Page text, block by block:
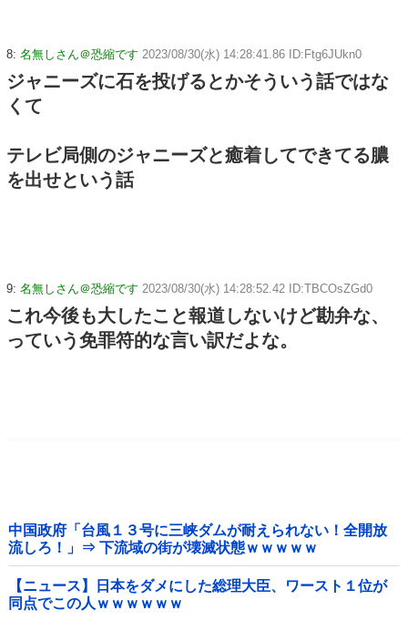
8: 名無しさん＠恐縮です 2023/08/30(水) 14:28:41.86 ID:Ftg6JUkn0
ジャニーズに石を投げるとかそういう話ではな
くて
テレビ局側のジャニーズと癒着してできてる膿
を出せという話
9: 名無しさん＠恐縮です 2023/08/30(水) 14:28:52.42 ID:TBCOsZGd0
これ今後も大したこと報道しないけど勘弁な、
っていう免罪符的な言い訳だよな。
中国政府「台風１３号に三峡ダムが耐えられない！全開放
流しろ！」⇒ 下流域の街が壊滅状態ｗｗｗｗｗ
【ニュース】日本をダメにした総理大臣、ワースト１位が
同点でこの人ｗｗｗｗｗｗ